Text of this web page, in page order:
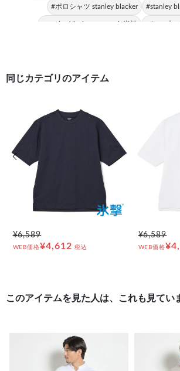
#ポロシャツ stanley blacker #stanley
#stanley blacker new york 半袖
#トップ
同じカテゴリのアイテム
¥6,589
WEB価格¥4,612 税込
¥6,589
WEB価格
前の画像
このアイテムを見た人は、これも見てい